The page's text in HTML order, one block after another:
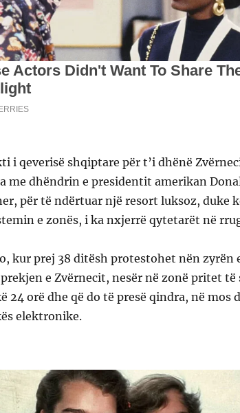
i qeverisë shqiptare për t’i dhënë
me dhëndrin e presidentit amerikan
për të ndërtuar një resort luksoz, duke
e zonës, i ka nxjerrë qytetarët në
kur prej 38 ditësh protestohet nën zyrën
e Zvërnecit, nesër në zonë pritet
24 orë dhe që do të presë qindra, në mos
elektronike.